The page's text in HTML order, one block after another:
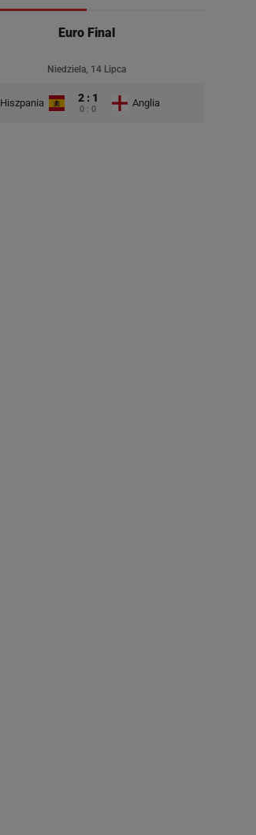
Euro Final
Niedziela, 14 Lipca
Hiszpania 2 : 1
0 : 0
Anglia